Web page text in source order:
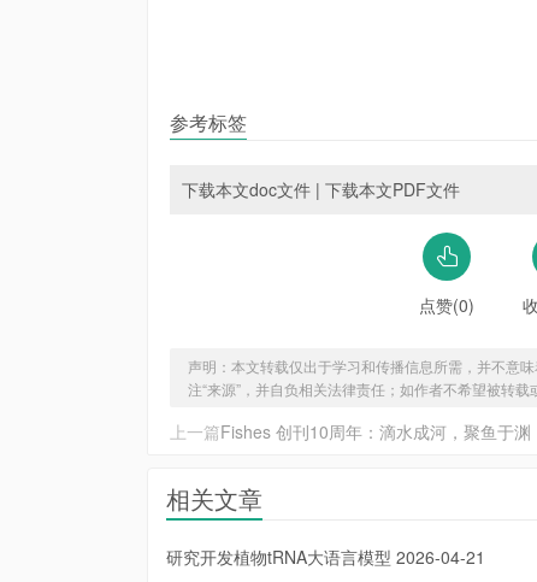
参考标签
下载本文doc文件 | 下载本文PDF文件
点赞(0)
声明：本文转载仅出于学习和传播信息所需，并不意
注“来源”，并自负相关法律责任；如作者不希望被转载
上一篇Fishes 创刊10周年：滴水成河，聚鱼于渊
相关文章
研究开发植物tRNA大语言模型 2026-04-21